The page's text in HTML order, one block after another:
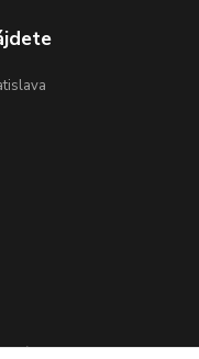
podpora KaravanPoint